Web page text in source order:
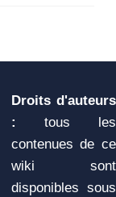
Droits d'auteurs
:
tous les
contenues de ce
wiki sont
disponibles sous